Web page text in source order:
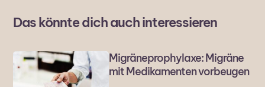
Das könnte dich auch interessieren
Migräneprophylaxe: Migräne
mit Medikamenten vorbeugen